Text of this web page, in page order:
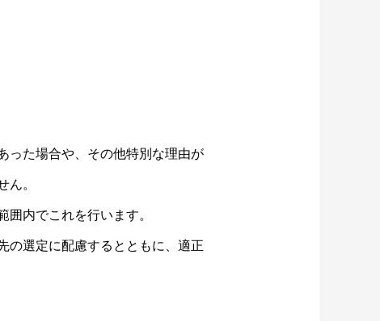
った場合や、その他特別な理由が
ん。
内でこれを行います。
の選定に配慮するとともに、適正